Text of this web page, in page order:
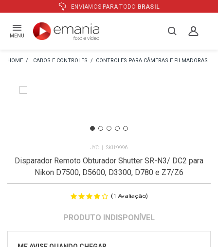
ATÉ12XE PREÇO ESPECIALNO BOLETO
MENU
CABOS E CONTROLES CONTROLES PARA CÂMERAS E FILMADORAS
JYC 9996
Disparador Remoto Obturador Shutter SR-N3/ DC2 para
Nikon D7500, D5600, D3300, D780 e Z7/Z6
(1 Avaliação)